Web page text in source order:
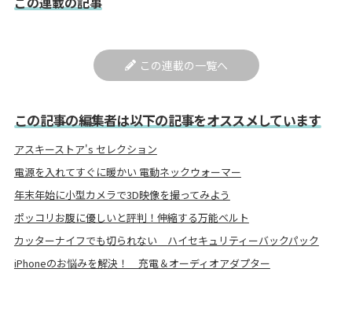
この連載の一覧へ
この記事の編集者は以下の記事をオススメしています
アスキーストア's セレクション
電源を入れてすぐに暖かい 電動ネックウォーマー
年末年始に小型カメラで3D映像を撮ってみよう
ポッコリお腹に優しいと評判！伸縮する万能ベルト
カッターナイフでも切られない ハイセキュリティーバックパック
iPhoneのお悩みを解決！ 充電＆オーディオアダプター